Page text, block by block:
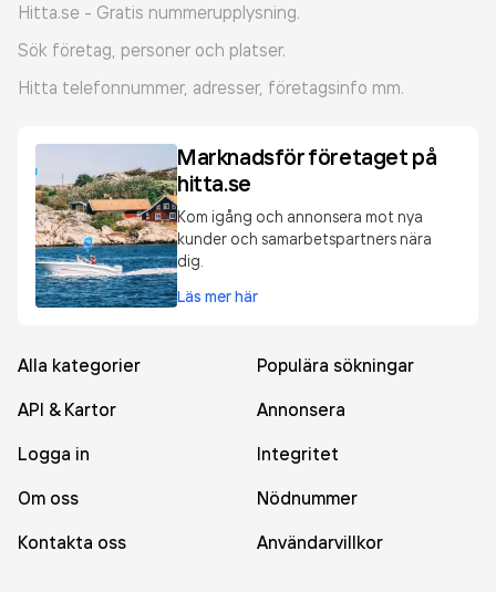
Hitta.se - Gratis nummerupplysning.
Sök företag, personer och platser.
Hitta telefonnummer, adresser, företagsinfo mm.
Marknadsför företaget på
hitta.se
Kom igång och annonsera mot nya
kunder och samarbetspartners nära
dig.
Läs mer här
Alla kategorier
Populära sökningar
API & Kartor
Annonsera
Logga in
Integritet
Om oss
Nödnummer
Kontakta oss
Användarvillkor